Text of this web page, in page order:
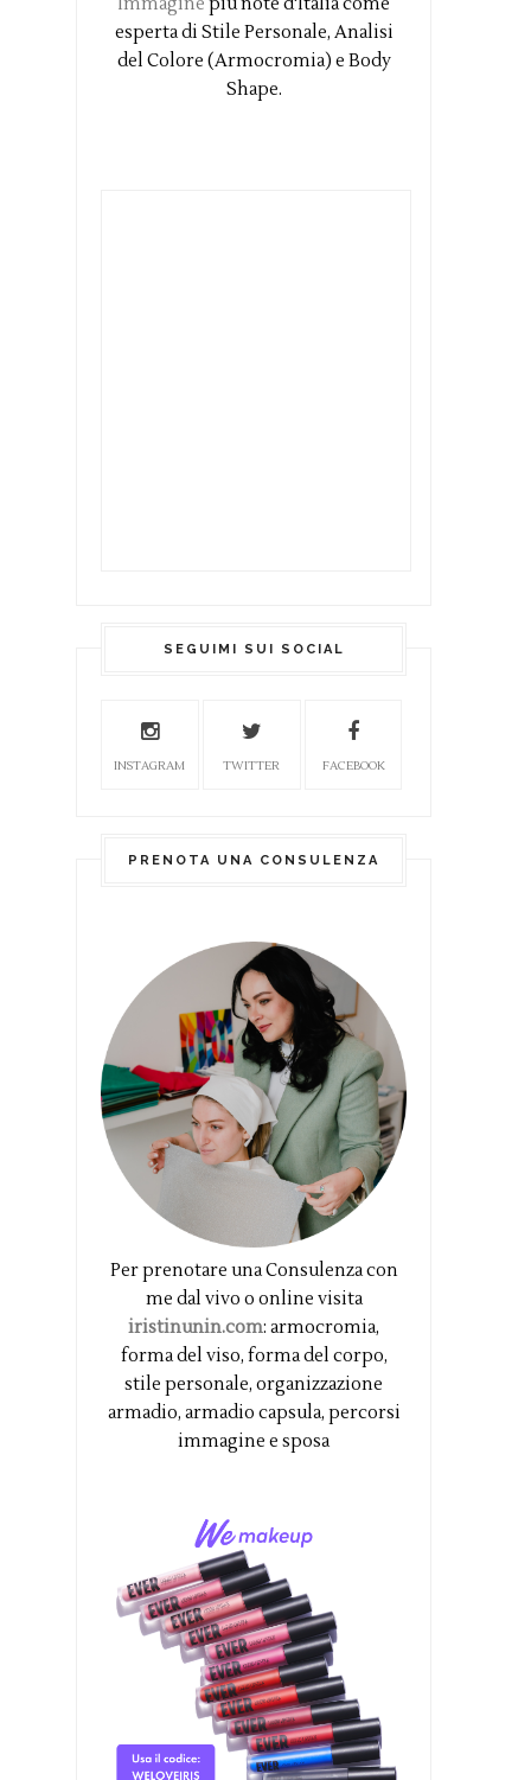
esperta di Stile Personale, Analisi
del Colore (Armocromia) e Body
Shape.
SEGUIMI SUI SOCIAL
INSTAGRAM TWITTER FACEBOOK
PRENOTA UNA CONSULENZA
Per prenotare una Consulenza con
me dal vivo o online visita
iristinunin.com: armocromia,
forma del viso, forma del corpo,
stile personale, organizzazione
armadio, armadio capsula, percorsi
immagine e sposa